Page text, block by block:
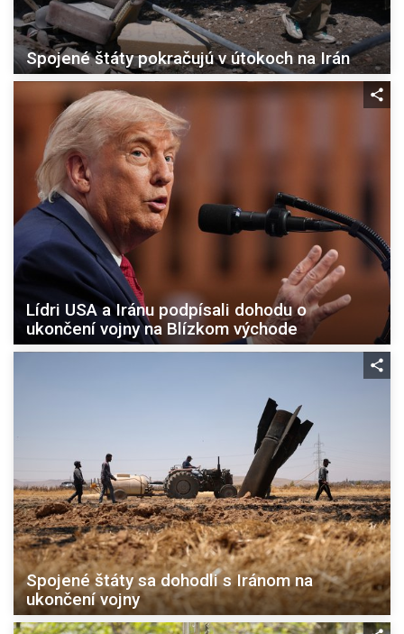
Spojené štáty pokračujú v útokoch na Irán
Lídri USA a Iránu podpísali dohodu o
ukončení vojny na Blízkom východe
Spojené štáty sa dohodli s Iránom na
ukončení vojny